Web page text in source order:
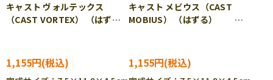
キャスト ヴォルテックス
（CAST VORTEX） （はず
1,155円
キャスト メビウス（CAST
MOBIUS） （はずる）
1,155円